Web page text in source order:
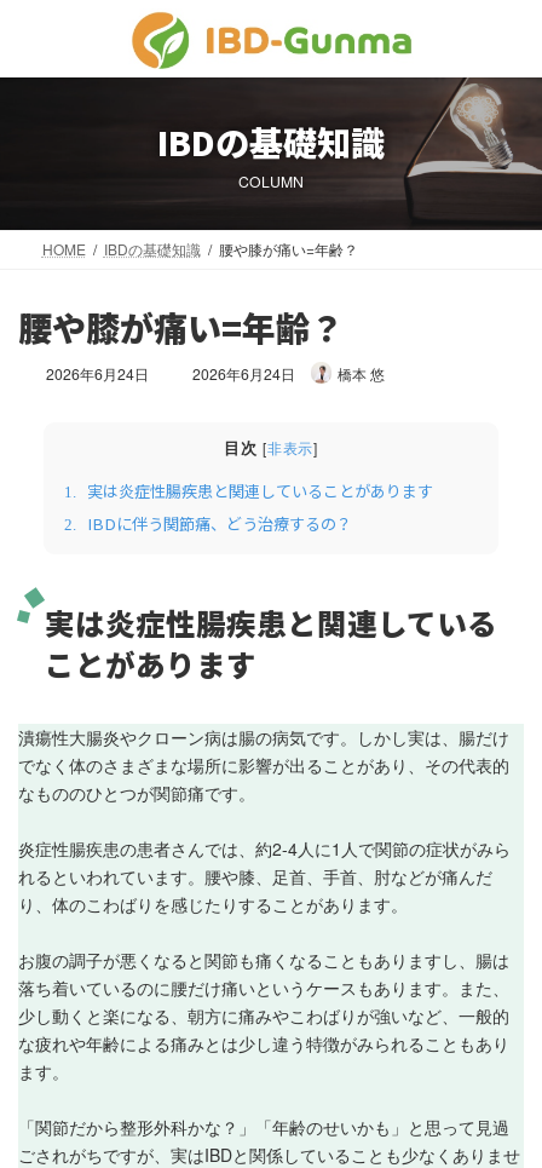
IBDの基礎知識
COLUMN
HOME IBDの基礎知識 腰や膝が痛い=年齢？
腰や膝が痛い=年齢？
2026年6月24日
最
時
2026年6月24日 橋本 悠
目次 [非表示]
1. 実は炎症性腸疾患と関連していることがあります
2. IBDに伴う関節痛、どう治療するの？
実は炎症性腸疾患と関連している
ことがあります
潰瘍性大腸炎やクローン病は腸の病気です。しかし実は、腸だけ
でなく体のさまざまな場所に影響が出ることがあり、その代表的
なもののひとつが関節痛です。
炎症性腸疾患の患者さんでは、約2-4人に1人で関節の症状がみら
れるといわれています。腰や膝、足首、手首、肘などが痛んだ
り、体のこわばりを感じたりすることがあります。
お腹の調子が悪くなると関節も痛くなることもありますし、腸は
落ち着いているのに腰だけ痛いというケースもあります。また、
少し動くと楽になる、朝方に痛みやこわばりが強いなど、一般的
な疲れや年齢による痛みとは少し違う特徴がみられることもあり
ます。
「関節だから整形外科かな？」「年齢のせいかも」と思って見過
ごされがちですが、実はIBDと関係していることも少なくありませ